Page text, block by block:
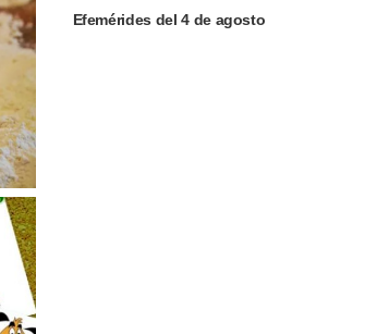
Efemérides del 4 de agosto